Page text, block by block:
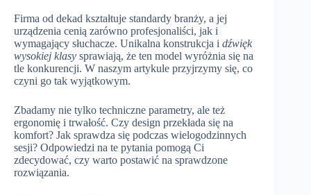
Firma od dekad kształtuje standardy branży, a jej
urządzenia cenią zarówno profesjonaliści, jak i
wymagający słuchacze. Unikalna konstrukcja i dźwięk
wysokiej klasy sprawiają, że ten model wyróżnia się na
tle konkurencji. W naszym artykule przyjrzymy się, co
czyni go tak wyjątkowym.
Zbadamy nie tylko techniczne parametry, ale też
ergonomię i trwałość. Czy design przekłada się na
komfort? Jak sprawdza się podczas wielogodzinnych
sesji? Odpowiedzi na te pytania pomogą Ci
zdecydować, czy warto postawić na sprawdzone
rozwiązania.